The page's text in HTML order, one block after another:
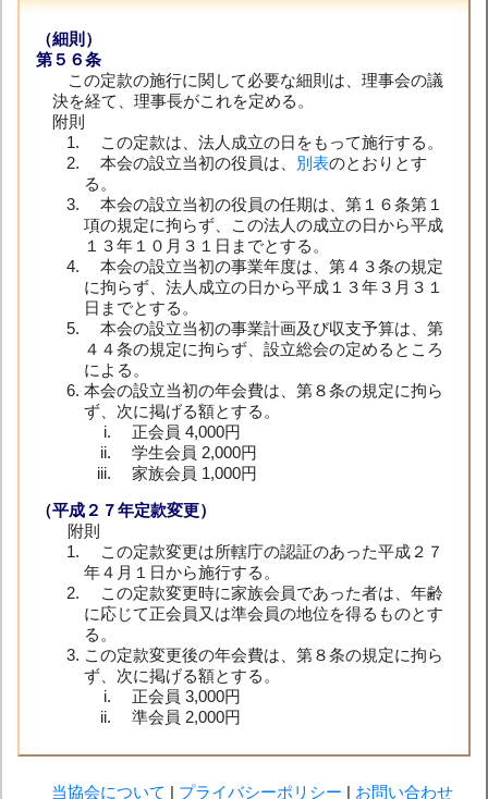
（細則）
第５６条
この定款の施行に関して必要な細則は、理事会の議
決を経て、理事長がこれを定める。
附則
この定款は、法人成立の日をもって施行する。
本会の設立当初の役員は、 別表のとおりとす
る。
本会の設立当初の役員の任期は、第１６条第１
項の規定に拘らず、この法人の成立の日から平成
１３年１０月３１日までとする。
本会の設立当初の事業年度は、第４３条の規定
に拘らず、法人成立の日から平成１３年３月３１
日までとする。
本会の設立当初の事業計画及び収支予算は、第
４４条の規定に拘らず、設立総会の定めるところ
による。
本会の設立当初の年会費は、第８条の規定に拘ら
ず、次に掲げる額とする。
正会員 4,000円
学生会員 2,000円
家族会員 1,000円
（平成２７年定款変更）
附則
この定款変更は所轄庁の認証のあった平成２７
年４月１日から施行する。
この定款変更時に家族会員であった者は、年齢
に応じて正会員又は準会員の地位を得るものとす
る。
この定款変更後の年会費は、第８条の規定に拘ら
ず、次に掲げる額とする。
正会員 3,000円
準会員 2,000円
当協会について プライバシーポリシー お問い合わせ